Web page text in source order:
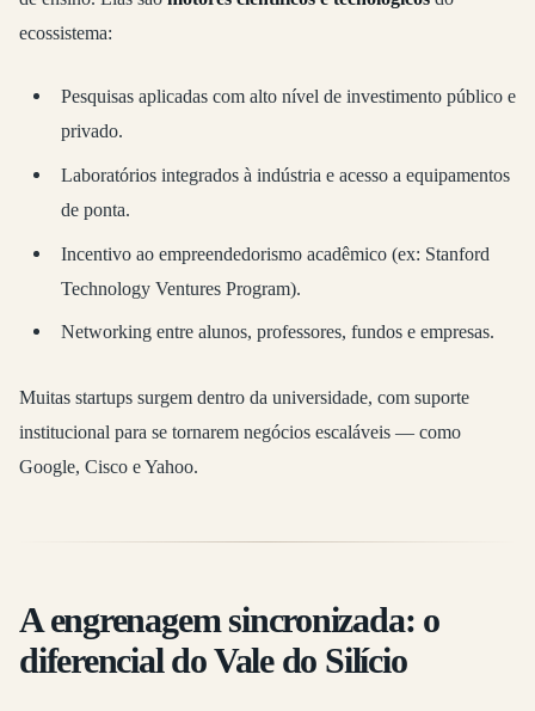
ecossistema:
Pesquisas aplicadas com alto nível de investimento público e
privado.
Laboratórios integrados à indústria e acesso a equipamentos
de ponta.
Incentivo ao empreendedorismo acadêmico (ex: Stanford
Technology Ventures Program).
Networking entre alunos, professores, fundos e empresas.
Muitas startups surgem dentro da universidade, com suporte
institucional para se tornarem negócios escaláveis — como
Google, Cisco e Yahoo.
A engrenagem sincronizada: o
diferencial do Vale do Silício